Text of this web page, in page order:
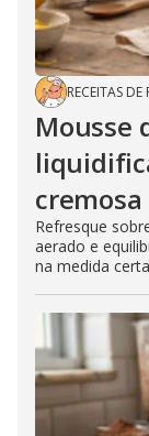
RECEITAS DE
Mousse
Refresque
aerado e
na medida